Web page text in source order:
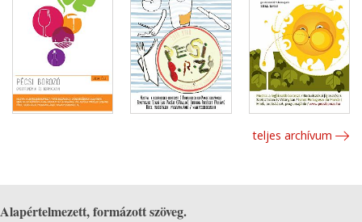
teljes archívum
Alapértelmezett, formázott szöveg.